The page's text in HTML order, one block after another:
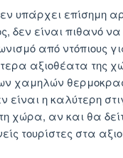
υπάρχει επίσημη
δεν είναι πιθανό
από ντόπιους
αξιοθέατα της
χαμηλών
είναι η καλύτερη
χώρα, αν και θα
τουρίστες στα